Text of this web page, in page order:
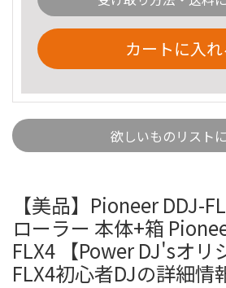
カートに入れ
欲しいものリスト
【美品】Pioneer DDJ-
ローラー 本体+箱
FLX4 【Power DJ'sオリ
FLX4初心者DJの詳細情